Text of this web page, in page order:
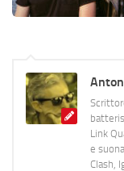
Link
e
Clash,